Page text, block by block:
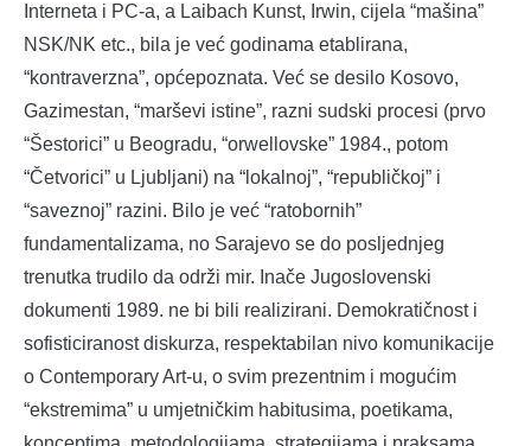
Interneta i PC-a, a Laibach Kunst, Irwin, cijela “mašina”
NSK/NK etc., bila je već godinama etablirana,
“kontraverzna”, općepoznata. Već se desilo Kosovo,
Gazimestan, “marševi istine”, razni sudski procesi (prvo
“Šestorici” u Beogradu, “orwellovske” 1984., potom
“Četvorici” u Ljubljani) na “lokalnoj”, “republičkoj” i
“saveznoj” razini. Bilo je već “ratobornih”
fundamentalizama, no Sarajevo se do posljednjeg
trenutka trudilo da održi mir. Inače Jugoslovenski
dokumenti 1989. ne bi bili realizirani. Demokratičnost i
sofisticiranost diskurza, respektabilan nivo komunikacije
o Contemporary Art-u, o svim prezentnim i mogućim
“ekstremima” u umjetničkim habitusima, poetikama,